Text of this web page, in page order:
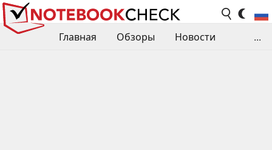
Главная Обзоры
Новости
...